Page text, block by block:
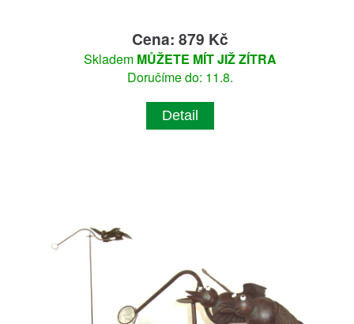
Cena: 879 Kč
Skladem MŮŽETE MÍT JIŽ ZÍTRA
Doručíme do: 11.8.
Detail